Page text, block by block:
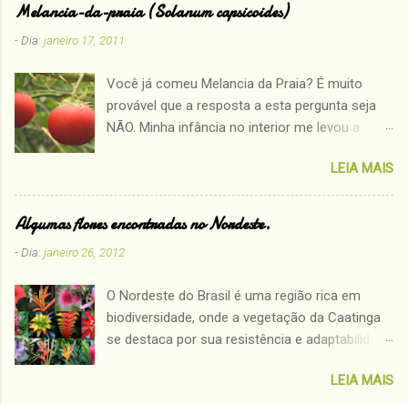
Melancia-da-praia (Solanum capsicoides)
- Dia: janeiro 17, 2011
Você já comeu Melancia da Praia? É muito
provável que a resposta a esta pergunta seja
NÃO. Minha infância no interior me levou a
existem. Assim a partir de hoje mostrarei
algumas plantas que só quem teve o prazer de
viver a infância no sertão conhece: MELANCIA-
Solanaceae. Outros nomes populares:
baga-de-espinho, gogoia, joá-vermelho, juá-ti,
juá-vermelho, mata-cavalo, mingola. Espécie
conhecida pelo nome popular de Melancia-da-
litorâneas da costa Atlântica da América do
LEIA MAIS
Algumas flores encontradas no Nordeste.
- Dia: janeiro 26, 2012
O Nordeste do Brasil é uma região rica em
biodiversidade, onde a vegetação da Caatinga
se destaca por sua resistência e adaptabilidade
maravilhas naturais dessa região, as floresLEIA MAIS